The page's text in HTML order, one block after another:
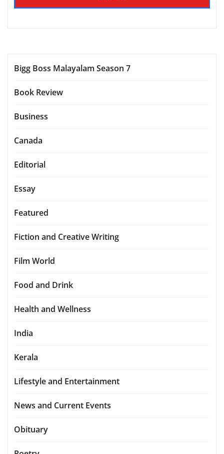
Bigg Boss Malayalam Season 7
Book Review
Business
Canada
Editorial
Essay
Featured
Fiction and Creative Writing
Film World
Food and Drink
Health and Wellness
India
Kerala
Lifestyle and Entertainment
News and Current Events
Obituary